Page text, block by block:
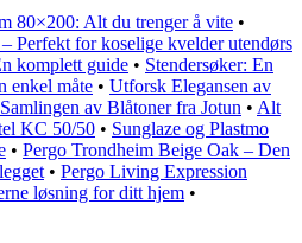
80×200: Alt du trenger å vite •
Perfekt for koselige kvelder utendørs
komplett guide • Stendersøker: En
enkel måte • Utforsk Elegansen av
av Blåtoner fra Jotun • Alt
KC 50/50 • Sunglaze og Plastmo
• Pergo Trondheim Beige Oak – Den
• Pergo Living Expression
løsning for ditt hjem •